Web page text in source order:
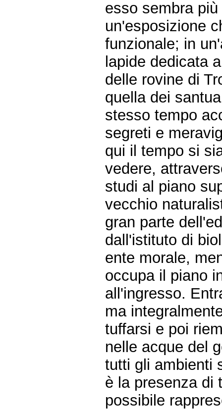
esso sembra
un'esposizione
funzionale; in
lapide dedicata
delle rovine di
quella dei
stesso tempo
segreti e
qui il tempo si
vedere,
studi al piano
vecchio
gran parte
dall'istituto di
ente morale,
occupa il piano
all'ingresso.
ma
tuffarsi e poi
nelle acque del
tutti gli ambienti
è la presenza di
possibile